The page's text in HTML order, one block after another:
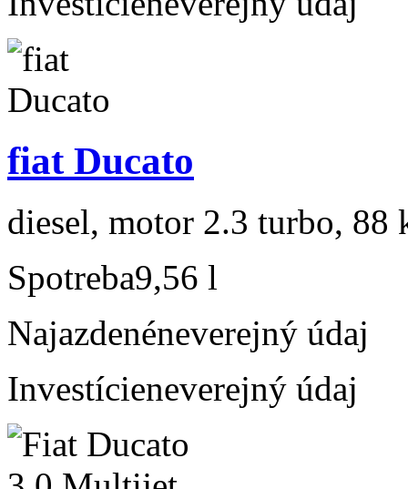
fiat Ducato
diesel, motor 2.3 turbo, 88
Spotreba9,56 l
Najazdenéneverejný údaj
Investícieneverejný údaj